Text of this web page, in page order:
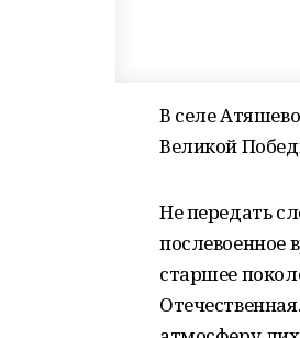
В селе
Великой
Не передать
послевоенное
старшее